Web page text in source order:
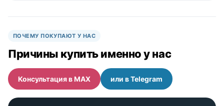
ПОЧЕМУ ПОКУПАЮТ У НАС
Причины купить именно у нас
Консультация в MAX или в Telegram